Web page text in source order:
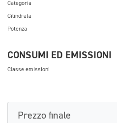
Categoria
Cilindrata
Potenza
CONSUMI ED EMISSIONI
Classe emissioni
Prezzo finale